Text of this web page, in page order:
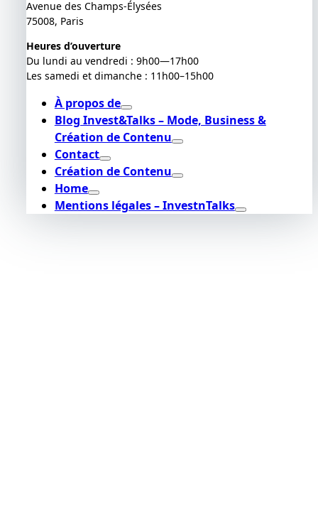
Avenue des Champs-Élysées
75008, Paris
Heures d’ouverture
Du lundi au vendredi : 9h00—17h00
Les samedi et dimanche : 11h00–15h00
À propos de
Blog Invest&Talks – Mode, Business &
Création de Contenu
Contact
Création de Contenu
Home
Mentions légales – InvestnTalks